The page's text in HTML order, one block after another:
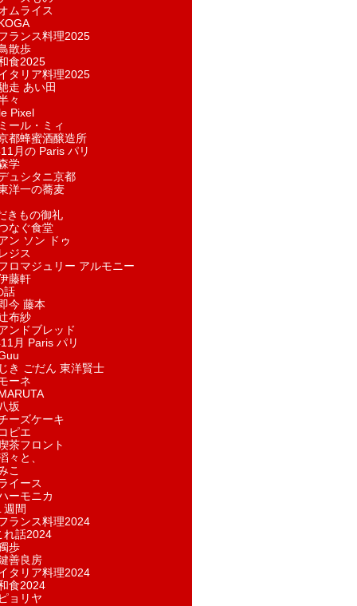
ムライス
ランス料理2025
散歩
食2025
タリア料理2025
走 あい田
々
Pixel
ール・ミィ
都蜂蜜酒醸造所
月の Paris パリ
学
ュシタニ京都
洋一の蕎麦
きもの御礼
なぐ食堂
ン ソン ドゥ
ジス
マジュリー アルモニー
藤軒
話
今 藤本
布紗
ンドブレッド
月 Paris パリ
き ごだん 東洋賢士
ーネ
坂
ーズケーキ
ピエ
茶フロント
と、
こ
イース
ーモニカ
週間
ランス料理2024
れ話2024
歩
善良房
タリア料理2024
食2024
ョリヤ